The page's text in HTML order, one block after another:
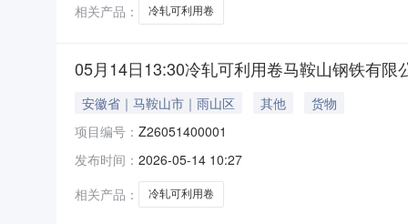
相关产品：
冷轧可利用卷
05月14日13:30冷轧可利用卷马鞍山钢铁有限
安徽省｜马鞍山市｜雨山区 其他
货物
项目编号： Z26051400001
发布时间： 2026-05-14 10:27
相关产品：
冷轧可利用卷